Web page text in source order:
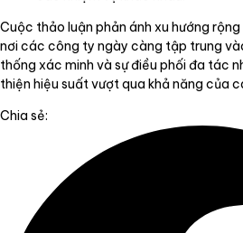
Cuộc thảo luận phản ánh xu hướng
nơi các công ty ngày càng tập trung
thống xác minh và sự điều phối đa tác
thiện hiệu suất vượt qua khả năng của
Chia sẻ: